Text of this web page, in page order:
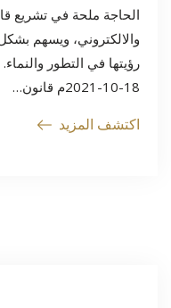
الحاجة ملحة في تشريع
والالكتروني، ويسهم
رؤيتها في التطور
18-10-2021م قانون…
اكتشف المزيد